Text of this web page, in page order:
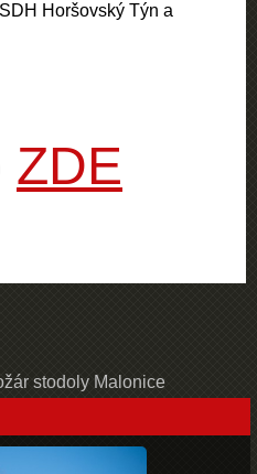
Horšovský Týn a
ZDE
stodoly Malonice